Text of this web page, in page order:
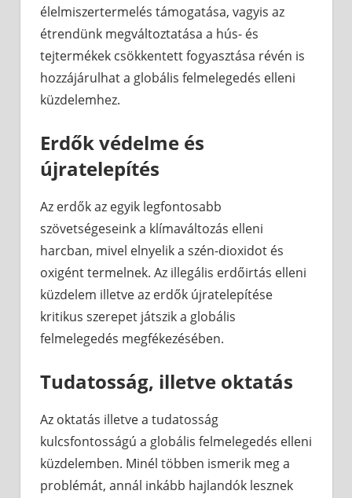
élelmiszertermelés támogatása, vagyis az
étrendünk megváltoztatása a hús- és
tejtermékek csökkentett fogyasztása révén is
hozzájárulhat a globális felmelegedés elleni
küzdelemhez.
Erdők védelme és
újratelepítés
Az erdők az egyik legfontosabb
szövetségeseink a klímaváltozás elleni
harcban, mivel elnyelik a szén-dioxidot és
oxigént termelnek. Az illegális erdőirtás elleni
küzdelem illetve az erdők újratelepítése
kritikus szerepet játszik a globális
felmelegedés megfékezésében.
Tudatosság, illetve oktatás
Az oktatás illetve a tudatosság
kulcsfontosságú a globális felmelegedés elleni
küzdelemben. Minél többen ismerik meg a
problémát, annál inkább hajlandók lesznek